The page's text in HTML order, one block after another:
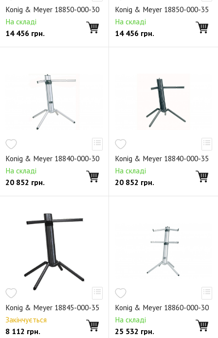
Клавишные стойки X-образные
Клавишные стойки П-образные
Клавишные стойки n-ярусные
Стойки для аккордеонов
Банкетки
Стулья для клавишных
Стулья для пианистов
Стулья для барабанщика
Стулья универсальные
Аксессуары для стульев
Складные пюпитры
Раздвижные пюпитры
Дирижерские пюпитры
Звукоизоляционные пюпитры
Подставки для нот
Освещение для пюпитров
Аксессуары к пюпитрам
Подставки и стойки для гитар
Держатели для гитар
Подставки и держатели для струнных
Подставки и держатели для духовых
Подставки для ударных и перкуссии
Настроечный инструмент
Стойки для усилителей, микшеров и акустики
Держатели для наушников
19-дюймовое оборудование
Konig & Meyer 18850-000-30
На складі
14 456 грн.
Konig & Meyer 18850-000-35
На складі
14 456 грн.
Konig & Meyer 18840-000-30
На складі
20 852 грн.
Konig & Meyer 18840-000-35
На складі
20 852 грн.
Konig & Meyer 18845-000-35
Закінчується
8 112 грн.
Konig & Meyer 18860-000-30
На складі
25 532 грн.